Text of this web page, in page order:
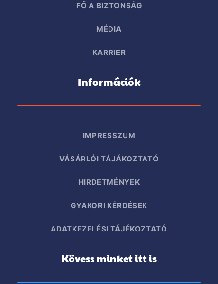
FŐ A BIZTONSÁG
MÉDIA
KARRIER
Információk
IMPRESSZUM
VÁSÁRLÓI TÁJÁKOZTATÓ
HIRDETMÉNYEK
GYAKORI KÉRDÉSEK
ADATKEZELÉSI TÁJÉKOZTATÓ
Kövess minket itt is